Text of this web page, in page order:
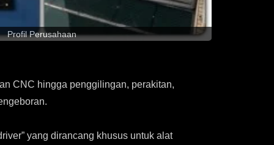
Profil Perusahaan
CNC hingga penggilingan, perakitan,
yang dirancang khusus untuk alat